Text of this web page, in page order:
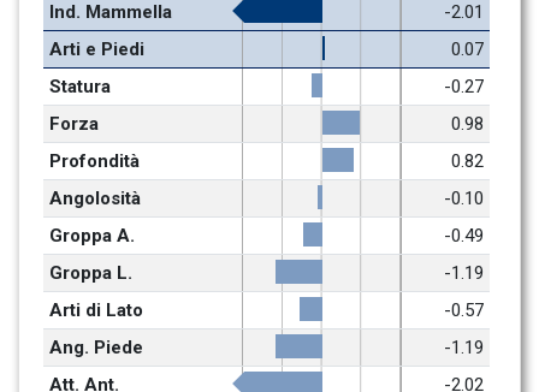
Ind. Mammella
-2.01
Arti e Piedi
0.07
Statura
-0.27
Forza
0.98
Profondità
0.82
Angolosità
-0.10
Groppa A.
-0.49
Groppa L.
-1.19
Arti di Lato
-0.57
Ang. Piede
-1.19
Att. Ant.
-2.02